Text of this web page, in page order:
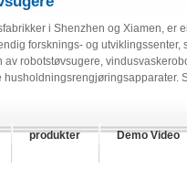
i Shenzhen og Xiamen, er
forsknings- og utviklingssenter,
robotstøvsugere,
husholdningsrengjøringsapparater.
produkter Demo Video